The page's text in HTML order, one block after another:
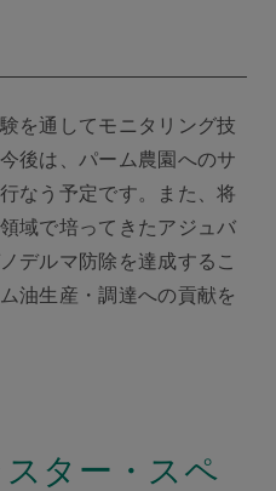
を通してモニタリング技
後は、パーム農園へのサ
なう予定です。また、将
域で培ってきたアジュバ
デルマ防除を達成するこ
油生産・調達への貢献を
ター・スペ